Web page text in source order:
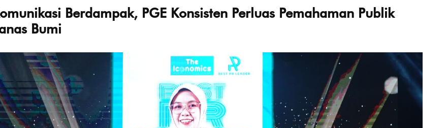
Berdampak, PGE Konsisten Perluas Pemahaman Publik
Bumi